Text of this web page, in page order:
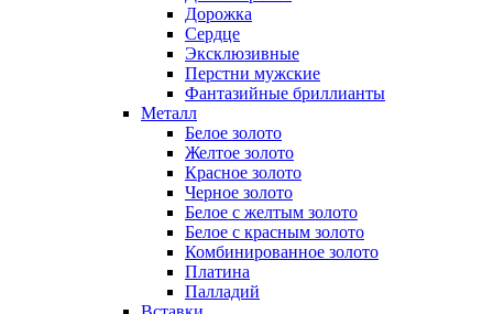
Дорожка
Сердце
Эксклюзивные
Перстни мужские
Фантазийные бриллианты
Металл
Белое золото
Желтое золото
Красное золото
Черное золото
Белое с желтым золото
Белое с красным золото
Комбинированное золото
Платина
Палладий